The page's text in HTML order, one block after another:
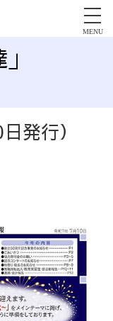
MENU
発行）